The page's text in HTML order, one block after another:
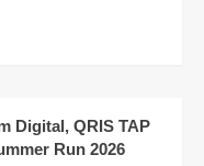
Digital, QRIS TAP
Run 2026